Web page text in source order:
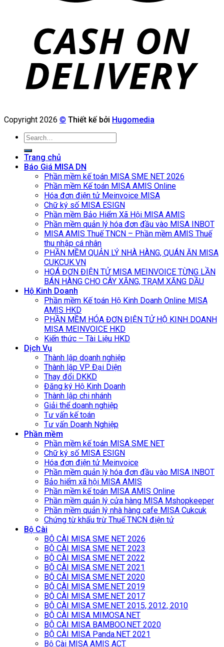
Copyright 2026 © Thiết kế bởi Hugomedia
Search
for:
Trang chủ
Báo Giá MISA DN
Phần mềm kế toán MISA SME NET 2026
Phần mềm Kế toán MISA AMIS Online
Hóa đơn điện tử Meinvoice MISA
Chữ ký số MISA ESIGN
Phần mềm Bảo Hiểm Xã Hội MISA AMIS
Phần mềm quản lý hóa đơn đầu vào MISA INBOT
MISA AMIS Thuế TNCN – Phần mềm AMIS Thuế
thu nhập cá nhân
PHẦN MỀM QUẢN LÝ NHÀ HÀNG, QUÁN ĂN MISA
CUKCUK.VN
HOÁ ĐƠN ĐIỆN TỬ MISA MEINVOICE TỪNG LẦN
BÁN HÀNG CHO CÂY XĂNG, TRẠM XĂNG DẦU
Hộ Kinh Doanh
Phần mềm Kế toán Hộ Kinh Doanh Online MISA
AMIS HKD
PHẦN MỀM HÓA ĐƠN ĐIỆN TỬ HỘ KINH DOANH
MISA MEINVOICE HKD
Kiến thức – Tài Liệu HKD
Dịch Vụ
Thành lập doanh nghiệp
Thành lập VP Đại Diện
Thay đổi DKKD
Đăng ký Hộ Kinh Doanh
Thành lập chi nhánh
Giải thể doanh nghiệp
Tư vấn kế toán
Tư vấn Doanh Nghiệp
Phần mềm
Phần mềm kế toán MISA SME NET
Chữ ký số MISA ESIGN
Hóa đơn điện tử Meinvoice
Phần mềm quản lý hóa đơn đầu vào MISA INBOT
Bảo hiểm xã hội MISA AMIS
Phần mềm kế toán MISA AMIS Online
Phần mềm quản lý cửa hàng MISA Mshopkeeper
Phần mềm quản lý nhà hàng cafe MISA Cukcuk
Chứng từ khấu trừ Thuế TNCN điện tử
Bộ Cài
BỘ CÀI MISA SME NET 2026
BỘ CÀI MISA SME NET 2023
BỘ CÀI MISA SME.NET 2022
BỘ CÀI MISA SME.NET 2021
BỘ CÀI MISA SME.NET 2020
BỘ CÀI MISA SME.NET 2019
BỘ CÀI MISA SME.NET 2017
BỘ CÀI MISA SME.NET 2015, 2012, 2010
BỘ CÀI MISA MIMOSA.NET
BỘ CÀI MISA BAMBOO.NET 2020
BỘ CÀI MISA Panda.NET 2021
Bộ Cài MISA AMIS ACT